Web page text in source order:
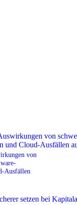
von
Ausfällen